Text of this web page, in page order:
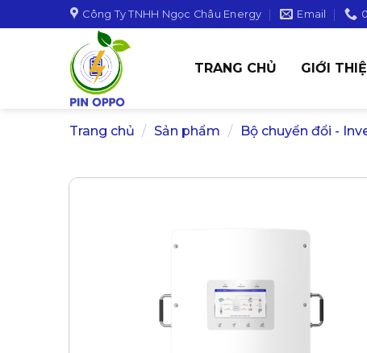
to
Công Ty TNHH Ngọc Châu Energy Email
TRANG CHỦ GIỚI
Trang chủ / Sản phẩm / Bộ chuyển đổi -